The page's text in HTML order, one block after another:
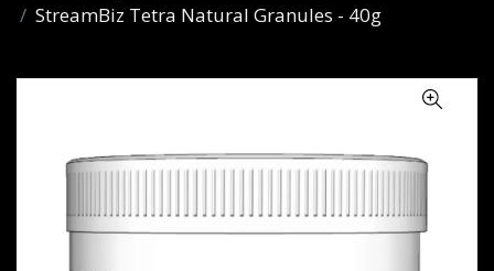
StreamBiz Tetra Natural Granules - 40g